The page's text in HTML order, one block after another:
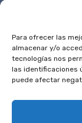
Para ofrecer las
almacenar y/o
tecnologías nos
las identificaciones
puede afectar